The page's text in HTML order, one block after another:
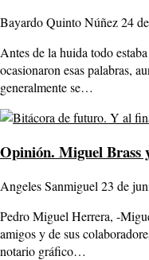
Bayardo Quinto Núñez24
Antes de la huida todo
ocasionaron esas palabras,
generalmente se…
Opinión. Miguel Brass
Angeles Sanmiguel 23 de
Pedro Miguel Herrera, -
amigos y de sus
notario gráfico…